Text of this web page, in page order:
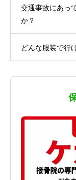
交通事故にあっ
か？
どんな服装で行